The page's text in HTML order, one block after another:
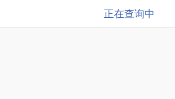
正在查询中